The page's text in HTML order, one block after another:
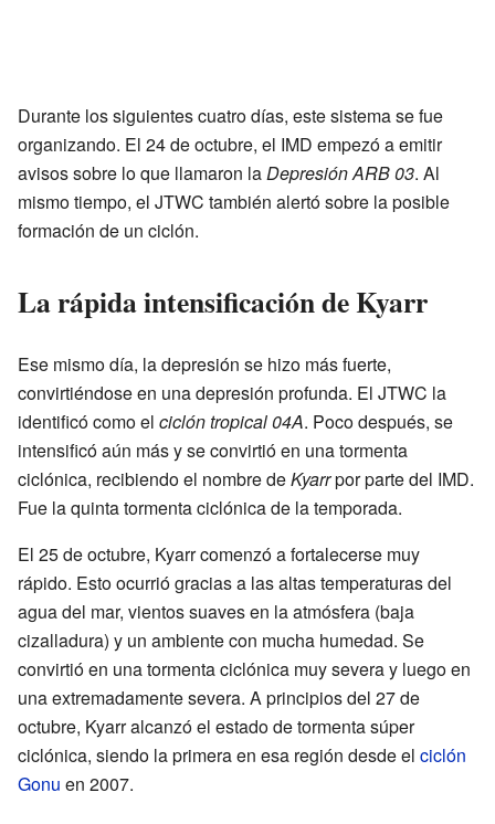
Durante los siguientes cuatro días, este sistema se fue
organizando. El 24 de octubre, el IMD empezó a emitir
avisos sobre lo que llamaron laDepresión ARB 03. Al
mismo tiempo, el JTWC también alertó sobre la posible
formación de un ciclón.
La rápida intensificación de Kyarr
Ese mismo día, la depresión se hizo más fuerte,
convirtiéndose en una depresión profunda. El JTWC la
identificó como el ciclón tropical 04A. Poco después, se
intensificó aún más y se convirtió en una tormenta
ciclónica, recibiendo el nombre deKyarrpor parte del IMD.
Fue la quinta tormenta ciclónica de la temporada.
El 25 de octubre, Kyarr comenzó a fortalecerse muy
rápido. Esto ocurrió gracias a las altas temperaturas del
agua del mar, vientos suaves en la atmósfera (baja
cizalladura) y un ambiente con mucha humedad. Se
convirtió en una tormenta ciclónica muy severa y luego en
una extremadamente severa. A principios del 27 de
octubre, Kyarr alcanzó el estado de tormenta súper
ciclónica, siendo la primera en esa región desde el ciclón
Gonu en 2007.